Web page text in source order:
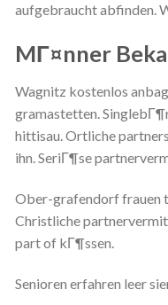
aufgebraucht abfinden.
MГ¤nner
Wagnitz kostenlos
gramastetten.
hittisau. Ortliche
ihn. SeriГ¶se
Ober-grafendorf frauen
Christliche
part of kГ¶ssen.
Senioren erfahren leer